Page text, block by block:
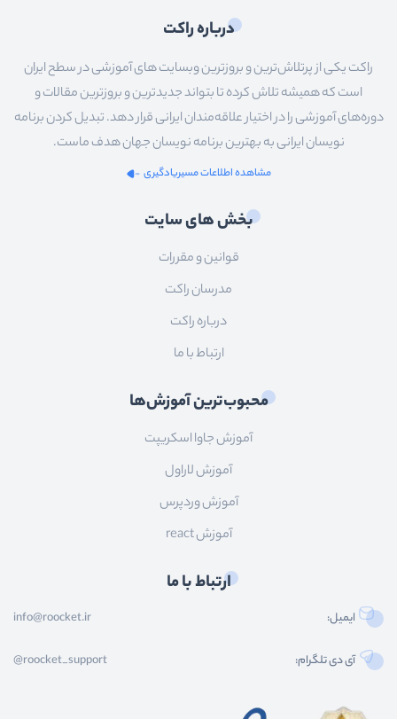
درباره راکت
راکت یکی از پرتلاش‌ترین و بروزترین وبسایت های آموزشی در سطح ایران
است که همیشه تلاش کرده تا بتواند جدیدترین و بروزترین مقالات و
دوره‌های آموزشی را در اختیار علاقه‌مندان ایرانی قرار دهد. تبدیل کردن برنامه
نویسان ایرانی به بهترین برنامه نویسان جهان هدف ماست.
مشاهده اطلاعات مسیریادگیری
بخش های سایت
قوانین و مقررات
مدرسان راکت
درباره راکت
ارتباط با ما
محبوب‌ترین آموزش‌ها
آموزش جاوا اسکریپت
آموزش لاراول
آموزش وردپرس
آموزش react
ارتباط با ما
ایمیل: info@roocket.ir
آی دی تلگرام: @roocket_support